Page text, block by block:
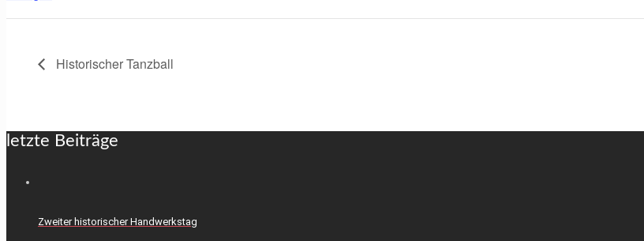
Historischer Tanzball
letzte Beiträge
Zweiter historischer Handwerkstag